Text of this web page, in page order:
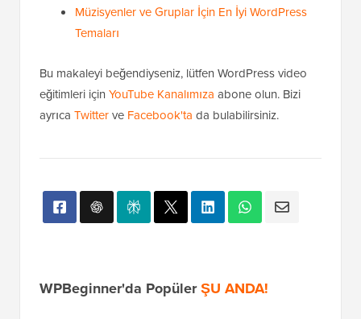
Müzisyenler ve Gruplar İçin En İyi WordPress
Temaları
Bu makaleyi beğendiyseniz, lütfen WordPress video
eğitimleri için YouTube Kanalımıza abone olun. Bizi
ayrıca Twitterve Facebook'ta da bulabilirsiniz.
WPBeginner'da PopülerŞU ANDA!